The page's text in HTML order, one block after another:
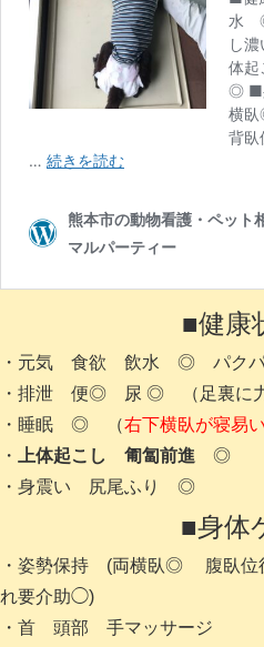
■健康
・元気 食欲 飲水 ◎ パクパ
・排泄 便◎ 尿 ◎ （足裏に力
・睡眠 ◎ （右下横臥が寝易い
・
上体起こし 匍匐前進 ◎
・身震い 尻尾ふり ◎
■身体
・姿勢保持 (両横臥◎ 腹臥
れ要介助◯)
・首 頭部 手マッサージ